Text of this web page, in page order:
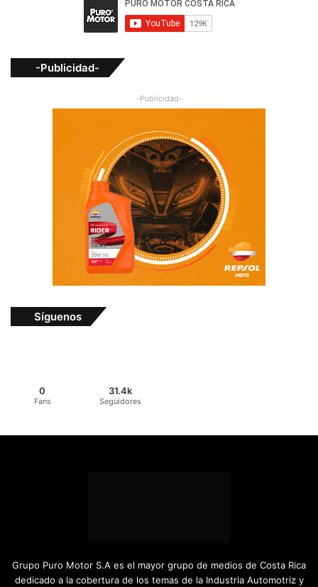
-Publicidad-
-Publicidad-
Síguenos
0
Fans
31.4k
Seguidores
Grupo Puro Motor S.A es el mayor grupo de medios de Costa Rica
dedicado a la cobertura de los temas de la Industria Automotriz y